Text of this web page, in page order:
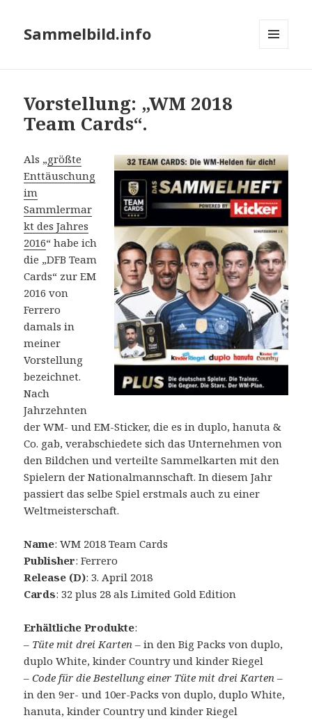
Sammelbild.info
Vorstellung: „WM 2018
Team Cards“.
Als „größte
Enttäuschung
im
Sammlermar
kt des Jahres
2016“ habe ich
die „DFB Team
Cards“ zur EM
2016 von
Ferrero
damals in
meiner
Vorstellung
bezeichnet.
Nach
Jahrzehnten
der WM- und EM-Sticker, die es in duplo, hanuta &
Co. gab, verabschiedete sich das Unternehmen von
den Bildchen und verteilte Sammelkarten mit den
Spielern der Nationalmannschaft. In diesem Jahr
passiert das selbe Spiel erstmals auch zu einer
Weltmeisterschaft.
Name: WM 2018 Team Cards
Publisher: Ferrero
Release (D): 3. April 2018
Cards: 32 plus 28 als Limited Gold Edition
Erhältliche Produkte:
– Tüte mit drei Karten – in den Big Packs von duplo,
duplo White, kinder Country und kinder Riegel
–Code für die Bestellung einer Tüte mit drei Karten –
in den 9er- und 10er-Packs von duplo, duplo White,
hanuta, kinder Country und kinder Riegel